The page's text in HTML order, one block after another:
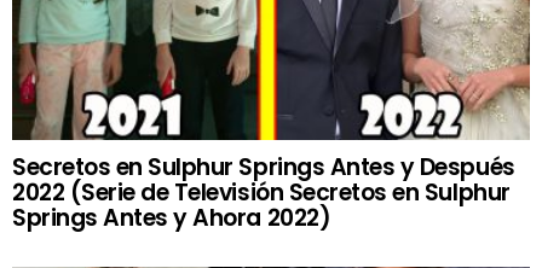
Secretos en Sulphur Springs Antes y Después
2022 (Serie de Televisión Secretos en Sulphur
Springs Antes y Ahora 2022)